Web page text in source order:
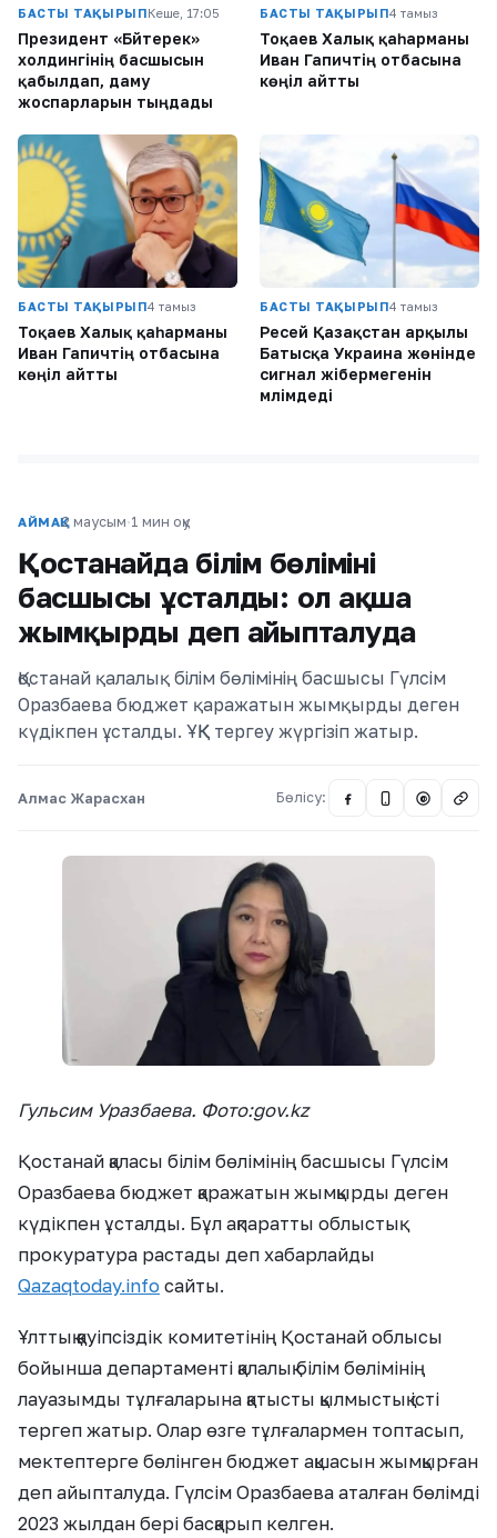
БАСТЫ ТАҚЫРЫПКеше, 17:05
Президент «Бәйтерек»
холдингінің басшысын
қабылдап, даму
жоспарларын тыңдады
БАСТЫ ТАҚЫРЫП4 тамыз
Тоқаев Халық қаһарманы
Иван Гапичтің отбасына
көңіл айтты
БАСТЫ ТАҚЫРЫП4 тамыз
Тоқаев Халық қаһарманы
Иван Гапичтің отбасына
көңіл айтты
БАСТЫ ТАҚЫРЫП4 тамыз
Ресей Қазақстан арқылы
Батысқа Украина жөнінде
сигнал жібермегенін
мәлімдеді
АЙМАҚ2 маусым·1 мин оқу
Қостанайда білім бөлімінің
басшысы ұсталды: ол ақша
жымқырды деп айыпталуда
Қостанай қалалық білім бөлімінің басшысы Гүлсім
Оразбаева бюджет қаражатын жымқырды деген
күдікпен ұсталды. ҰҚК тергеу жүргізіп жатыр.
Алмас Жарасхан Бөлісу: @
Гульсим Уразбаева. Фото:gov.kz
Қостанай қаласы білім бөлімінің басшысы Гүлсім
Оразбаева бюджет қаражатын жымқырды деген
күдікпен ұсталды. Бұл ақпаратты облыстық
прокуратура растады деп хабарлайды
Qazaqtoday.info сайты.
Ұлттық қауіпсіздік комитетінің Қостанай облысы
бойынша департаменті қалалық білім бөлімінің
лауазымды тұлғаларына қатысты қылмыстық істі
тергеп жатыр. Олар өзге тұлғалармен топтасып,
мектептерге бөлінген бюджет ақшасын жымқырған
деп айыпталуда. Гүлсім Оразбаева аталған бөлімді
2023 жылдан бері басқарып келген.